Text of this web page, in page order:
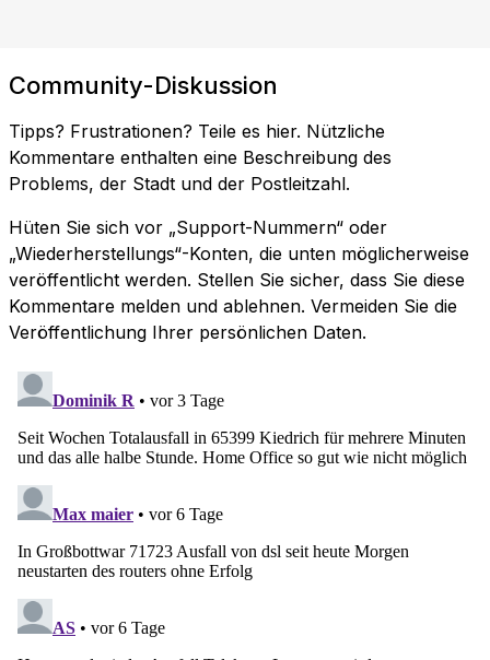
Community-Diskussion
Tipps? Frustrationen? Teile es hier. Nützliche
Kommentare enthalten eine Beschreibung des
Problems, der Stadt und der Postleitzahl.
Hüten Sie sich vor „Support-Nummern“ oder
„Wiederherstellungs“-Konten, die unten möglicherweise
veröffentlicht werden. Stellen Sie sicher, dass Sie diese
Kommentare melden und ablehnen. Vermeiden Sie die
Veröffentlichung Ihrer persönlichen Daten.